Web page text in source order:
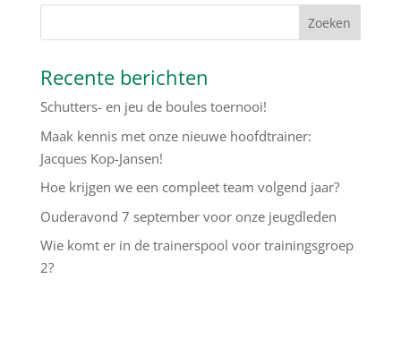
Recente berichten
Schutters- en jeu de boules toernooi!
Maak kennis met onze nieuwe hoofdtrainer:
Jacques Kop-Jansen!
Hoe krijgen we een compleet team volgend jaar?
Ouderavond 7 september voor onze jeugdleden
Wie komt er in de trainerspool voor trainingsgroep
2?